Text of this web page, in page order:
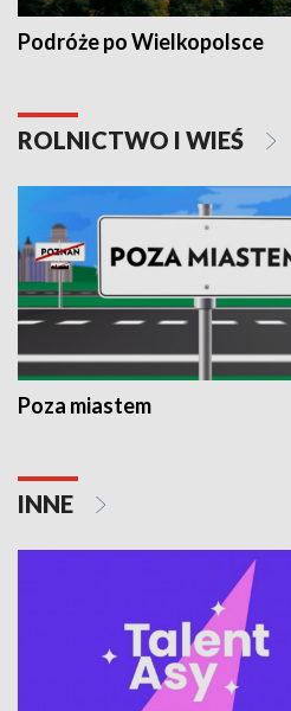
Podróże po Wielkopolsce
ROLNICTWO I WIEŚ
Poza miastem
INNE